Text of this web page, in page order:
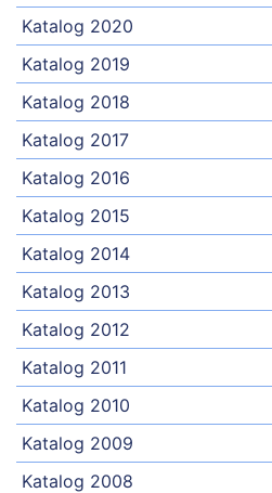
Katalog 2020
Katalog 2019
Katalog 2018
Katalog 2017
Katalog 2016
Katalog 2015
Katalog 2014
Katalog 2013
Katalog 2012
Katalog 2011
Katalog 2010
Katalog 2009
Katalog 2008